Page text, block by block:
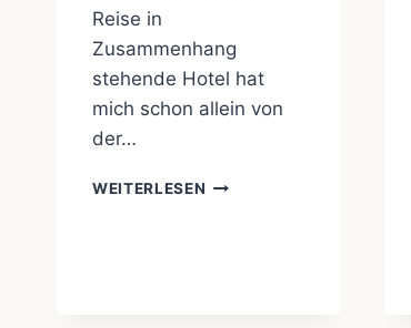
Reise in
Zusammenhang
stehende Hotel hat
mich schon allein von
der…
WEITERLESEN MEER